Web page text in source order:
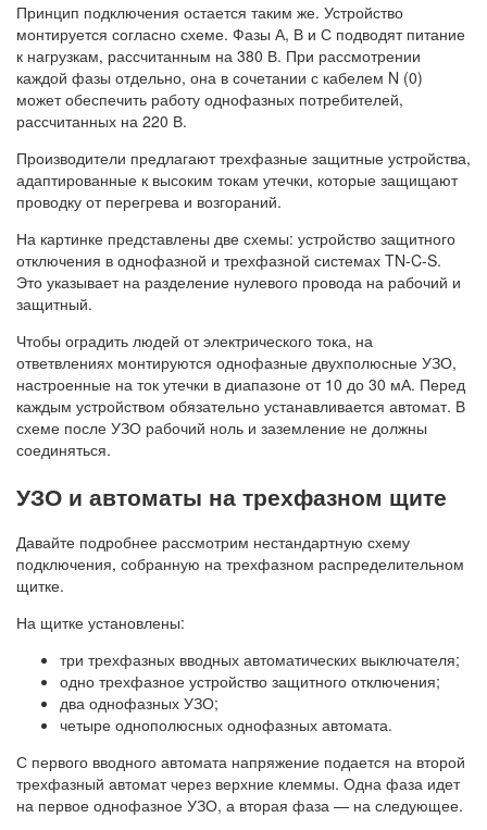
Принцип подключения остается таким же. Устройство
монтируется согласно схеме. Фазы А, В и С подводят питание
к нагрузкам, рассчитанным на 380 В. При рассмотрении
каждой фазы отдельно, она в сочетании с кабелем N (0)
может обеспечить работу однофазных потребителей,
рассчитанных на 220 В.
Производители предлагают трехфазные защитные устройства,
адаптированные к высоким токам утечки, которые защищают
проводку от перегрева и возгораний.
На картинке представлены две схемы: устройство защитного
отключения в однофазной и трехфазной системах TN-C-S.
Это указывает на разделение нулевого провода на рабочий и
защитный.
Чтобы оградить людей от электрического тока, на
ответвлениях монтируются однофазные двухполюсные УЗО,
настроенные на ток утечки в диапазоне от 10 до 30 мА. Перед
каждым устройством обязательно устанавливается автомат. В
схеме после УЗО рабочий ноль и заземление не должны
соединяться.
УЗО и автоматы на трехфазном щите
Давайте подробнее рассмотрим нестандартную схему
подключения, собранную на трехфазном распределительном
щитке.
На щитке установлены:
три трехфазных вводных автоматических выключателя;
одно трехфазное устройство защитного отключения;
два однофазных УЗО;
четыре однополюсных однофазных автомата.
С первого вводного автомата напряжение подается на второй
трехфазный автомат через верхние клеммы. Одна фаза идет
на первое однофазное УЗО, а вторая фаза — на следующее.